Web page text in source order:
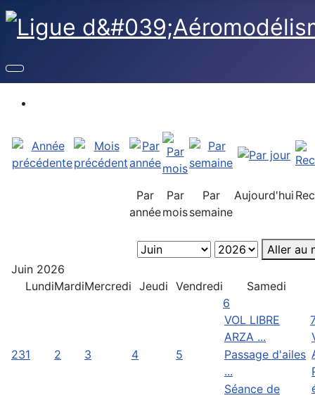
Par
année
Par
mois
Par
semaine
Aujourd'hui
Aller au
Juin 2026
LundiMardiMercredi Jeudi Vendredi Samedi
231 2 3 4 5
6
VOL LIBRE
ARZA ...
Passage d'ailes
...
Séance de